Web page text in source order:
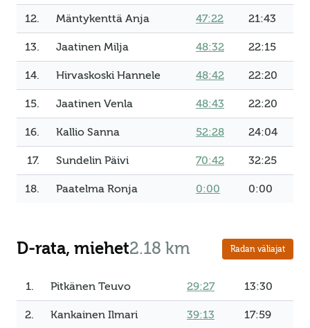
12. Mäntykenttä Anja 47:22 21:43
13. Jaatinen Milja 48:32 22:15
14. Hirvaskoski Hannele 48:42 22:20
15. Jaatinen Venla 48:43 22:20
16. Kallio Sanna 52:28 24:04
17. Sundelin Päivi 70:42 32:25
18. Paatelma Ronja 0:00 0:00
D-rata, miehet2.18 km Radan väliajat
1. Pitkänen Teuvo 29:27 13:30
2. Kankainen Ilmari 39:13 17:59